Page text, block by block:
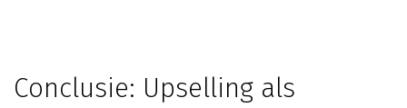
Conclusie: Upselling als